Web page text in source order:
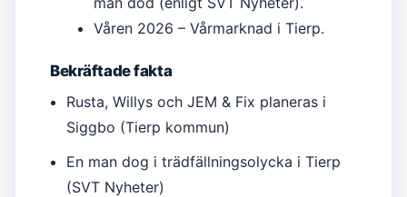
Våren 2026 – Vårmarknad i Tierp.
Bekräftade fakta
Rusta, Willys och JEM & Fix planeras i
Siggbo (Tierp kommun)
En man dog i trädfällningsolycka i Tierp
(SVT Nyheter)